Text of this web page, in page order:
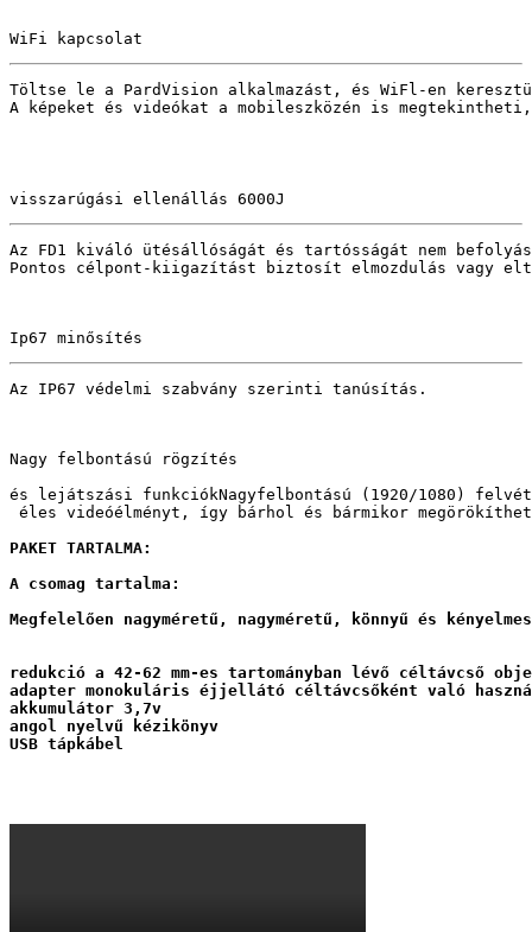
WiFi kapcsolat
Töltse le a PardVision alkalmazást, és WiFl-en
A képeket és videókat a mobileszközén is
visszarúgási ellenállás 6000J
Az FD1 kiváló ütésállóságát és tartósságát nem
Pontos célpont-kiigazítást biztosít elmozdulás vagy
Ip67 minősítés
Nagy felbontású rögzítés
és lejátszási funkciókNagyfelbontású (1920/1080)
éles videóélményt, így bárhol és bármikor
PAKET TARTALMA:
A csomag tartalma:
Megfelelően nagyméretű, nagyméretű, könnyű és
redukció a 42-62 mm-es tartományban lévő céltávcső
adapter monokuláris éjjellátó céltávcsőként való
akkumulátor 3,7v
angol nyelvű kézikönyv
USB tápkábel